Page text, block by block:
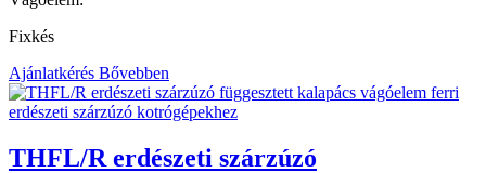
Fixkés
Ajánlatkérés Bővebben
THFL/R erdészeti szárzúzó